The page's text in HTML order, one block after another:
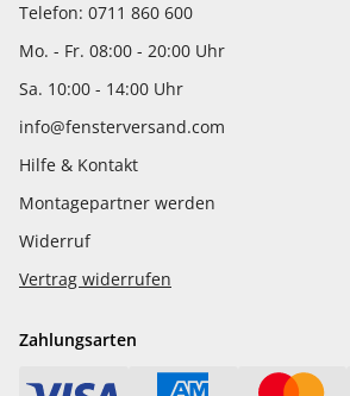
Telefon: 0711 860 600
Mo. - Fr. 08:00 - 20:00 Uhr
Sa. 10:00 - 14:00 Uhr
info@fensterversand.com
Hilfe & Kontakt
Montagepartner werden
Widerruf
Vertrag widerrufen
Zahlungsarten